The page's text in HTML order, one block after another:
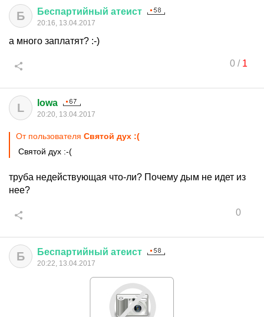
Б Беспартийный атеист
20:16, 13.04.2017
а много заплатят? :-)
0/ 1
L lowa
20:20, 13.04.2017
От пользователя Святой дух :(
Святой дух :-(
труба недействующая что-ли? Почему дым не идет из
нее?
0
Б Беспартийный атеист
20:22, 13.04.2017